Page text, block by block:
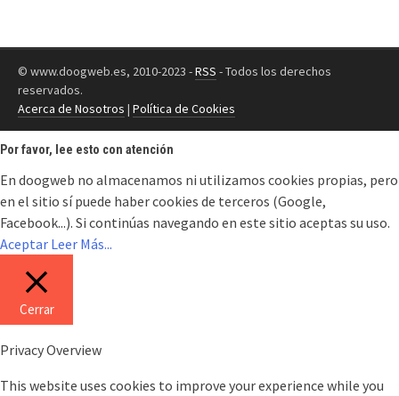
© www.doogweb.es, 2010-2023 -RSS - Todos los derechos
reservados.
Acerca de Nosotros | Política de Cookies
Por favor, lee esto con atención
En doogweb no almacenamos ni utilizamos cookies propias, pero
en el sitio sí puede haber cookies de terceros (Google,
Facebook...). Si continúas navegando en este sitio aceptas su uso.
Aceptar Leer Más...
Cerrar
Privacy Overview
This website uses cookies to improve your experience while you